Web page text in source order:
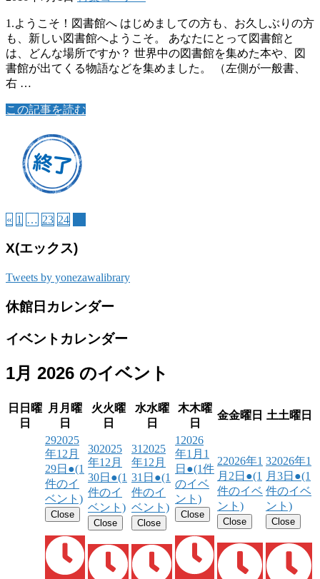
1.ようこそ！図書館へ はじめましての方も、お久しぶりの方
も、新しい図書館へようこそ。 あなたにとって図書館と
は、どんな場所ですか？ 世界中の図書館を集めた本や、図
書館が出てくる物語などを集めました。 （左側が一般書、
右 …
この記事を読む
« 1 … 23 24
X(エックス)
Tweets by yonezawalibrary
休館日カレンダー
イベントカレンダー
1月 2026 のイベント
日 日曜
日
月 月曜
日
火火曜
日
水水曜
日
木木曜
日
金金曜日 土土曜日
292025
年12月
29日 ●(1
件のイ
ベント)
Close
302025
年12月
30日 ●(1
件のイ
ベント)
Close
31 2025
年12月
31日 ●(1
件のイ
ベント)
Close
1 2026
年1月1
日 ●(1件
のイベ
ント)
Close
22026年1
月2日 ●(1
件のイベ
ント)
Close
32026年1
月3日 ●(1
件のイベ
ント)
Close